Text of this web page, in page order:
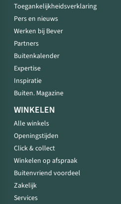
Toegankelijkheidsverklaring
Pers en nieuws
Werken bij Bever
Partners
Buitenkalender
Expertise
Inspiratie
Buiten. Magazine
WINKELEN
Alle winkels
Openingstijden
Click & collect
Winkelen op afspraak
Buitenvriend voordeel
Zakelijk
Services